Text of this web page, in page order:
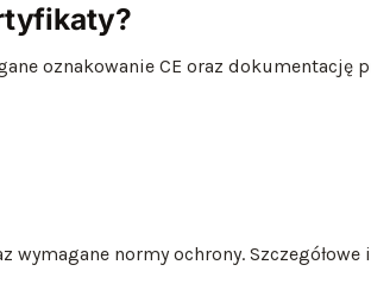
oznakowanie CE oraz dokumentację
normy ochrony.